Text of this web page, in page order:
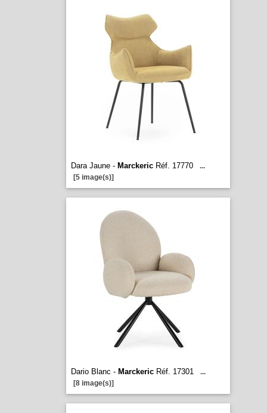
Dara Jaune - MarckericRéf. 17770
...
[5 image(s)]
Dario Blanc - MarckericRéf. 17301
...
[8 image(s)]